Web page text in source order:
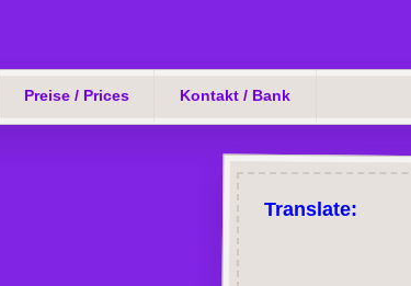
Preise / Prices Kontakt / Bank
Translate: